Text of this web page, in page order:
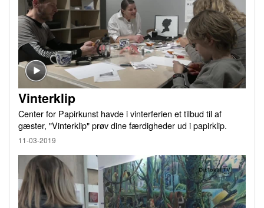
Vinterklip
Center for Papirkunst havde i vinterferien et tilbud til af
gæster, "Vinterklip" prøv dine færdigheder ud i papirklip.
11-03-2019